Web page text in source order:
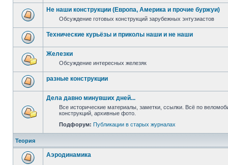
Не наши конструкции (Европа, Америка и прочие буржуи)
Обсуждение готовых конструкций зарубежных энтузиастов
Технические курьёзы и приколы наши и не наши
Железки
Обсуждение интересных железяк
разные конструкции
Дела давно минувших дней...
Все исторические материалы, заметки, ссылки. Всё по
конструкций, архивные фото.
Подфорум: Публикации в старых журналах
Теория
Аэродинамика